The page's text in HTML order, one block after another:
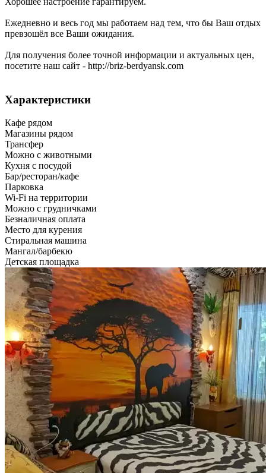
Ежедневно и весь год мы работаем над тем, что бы Ваш отдых
превзошёл все Ваши ожидания.
Для получения более точной информации и актуальных цен,
посетите наш сайт - http://briz-berdyansk.com
Характеристики
Кафе рядом
Магазины рядом
Трансфер
Можно с животными
Кухня с посудой
Бар/ресторан/кафе
Парковка
Wi-Fi на территории
Можно с грудничками
Безналичная оплата
Место для курения
Стиральная машина
Мангал/барбекю
Детская площадка